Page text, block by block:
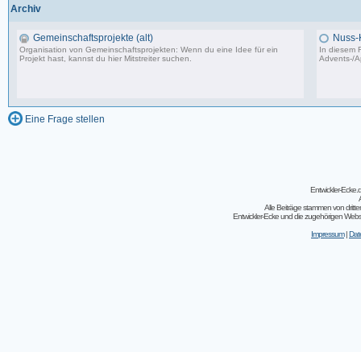
Archiv
Gemeinschaftsprojekte (alt)
Organisation von Gemeinschaftsprojekten: Wenn du eine Idee für ein
Projekt hast, kannst du hier Mitstreiter suchen.
Nuss-
In diesem
Advents-/
Eine Frage stellen
Entwickler-
Alle Beiträge stammen von
Entwickler-Ecke und die zugehörigen
Impressum|